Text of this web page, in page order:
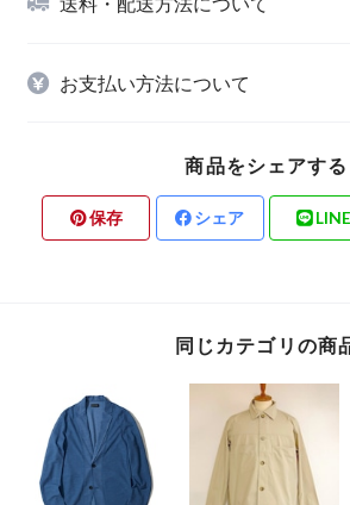
お支払い方法について
商品をシェアする
保存 シェア LINE
同じカテゴリの商